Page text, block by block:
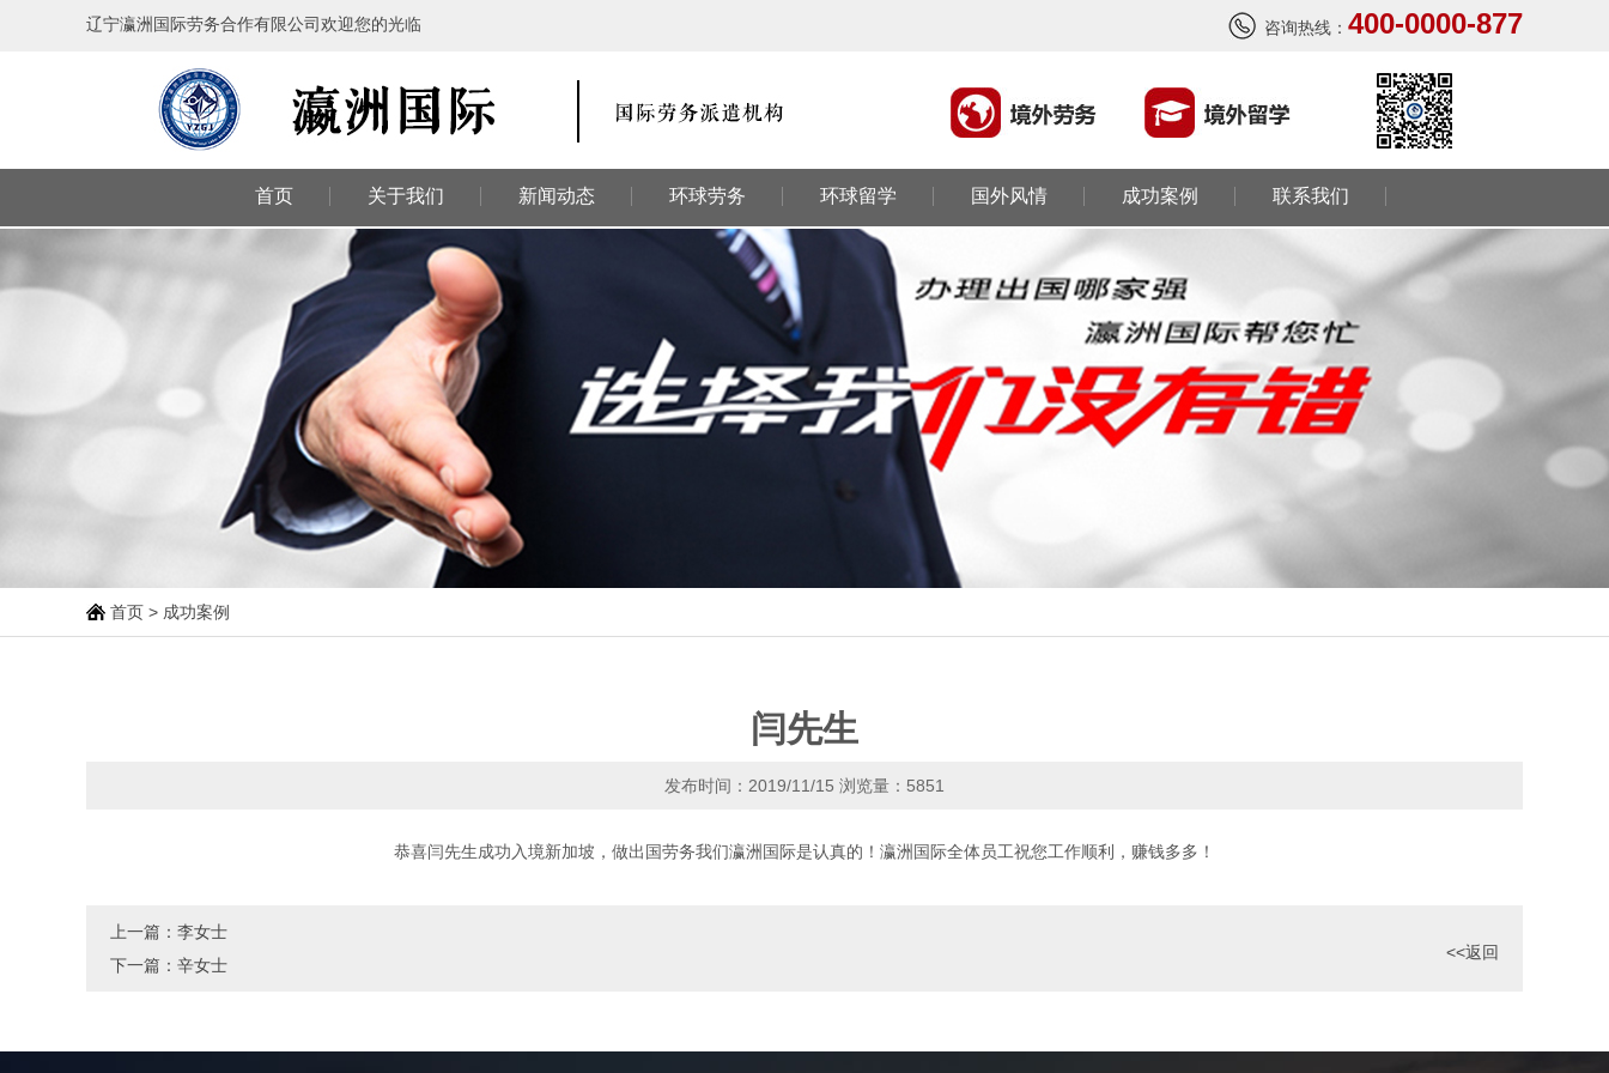
辽宁瀛洲国际劳务合作有限公司欢迎您的光临 咨询热线： 400-0000-877
首页 关于我们 新闻动态 环球劳务 环球留学 国外风情 成功案例 联系我们
首页 > 成功案例
闫先生
发布时间：2019/11/15 浏览量：5851
恭喜闫先生成功入境新加坡，做出国劳务我们瀛洲国际是认真的！瀛洲国际全体员工祝您工作顺利，赚钱多多！
上一篇： 李女士
下一篇： 辛女士
<<返回